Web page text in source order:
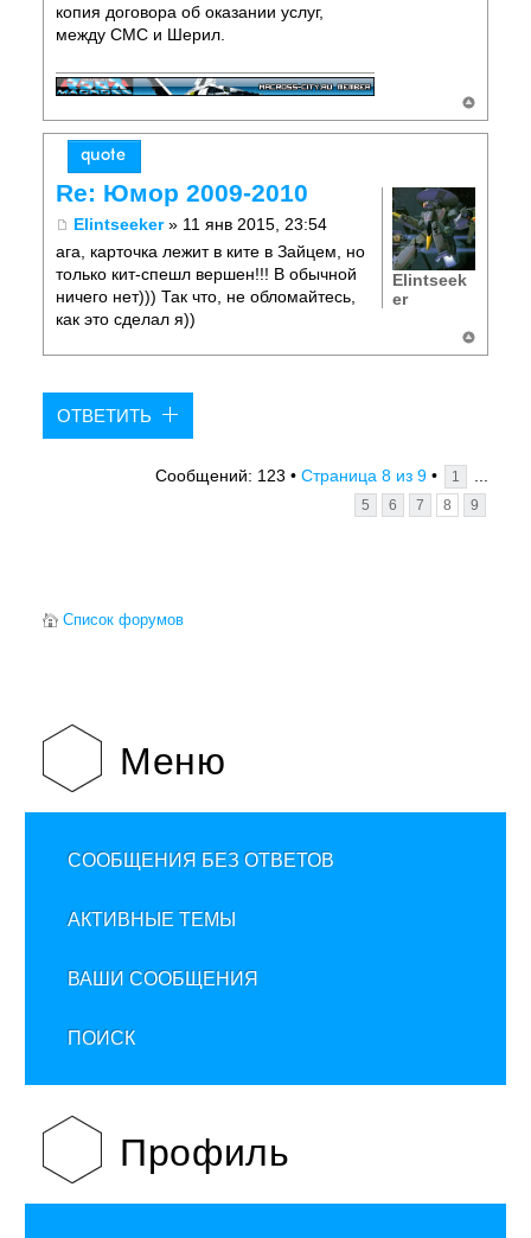
копия договора об оказании услуг,
между СМС и Шерил.
Re: Юмор 2009-2010
Elintseeker» 11 янв 2015, 23:54
ага, карточка лежит в ките в Зайцем, но
только кит-спешл вершен!!! В обычной
ничего нет))) Так что, не обломайтесь,
как это сделал я))
Elintseek
er
ОТВЕТИТЬ
Сообщений: 123 • Страница 8из 9• 1
5 6 7 8 9
Список форумов
Меню
СООБЩЕНИЯ БЕЗ ОТВЕТОВ
АКТИВНЫЕ ТЕМЫ
ВАШИ СООБЩЕНИЯ
ПОИСК
Профиль